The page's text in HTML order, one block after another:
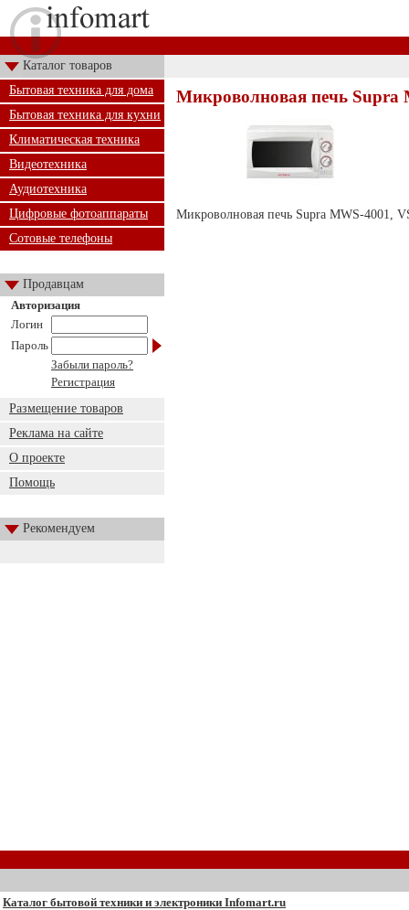
Каталог товаров
Бытовая техника для дома
Бытовая техника для кухни
Климатическая техника
Видеотехника
Аудиотехника
Цифровые фотоаппараты
Сотовые телефоны
Продавцам
Авторизация
Логин
Пароль
Забыли пароль?
Регистрация
Размещение товаров
Реклама на сайте
О проекте
Помощь
Рекомендуем
Микроволновая печь Supra
Микроволновая печь Supra MWS-4001,
Каталог бытовой техники и электроники Infomart.ru